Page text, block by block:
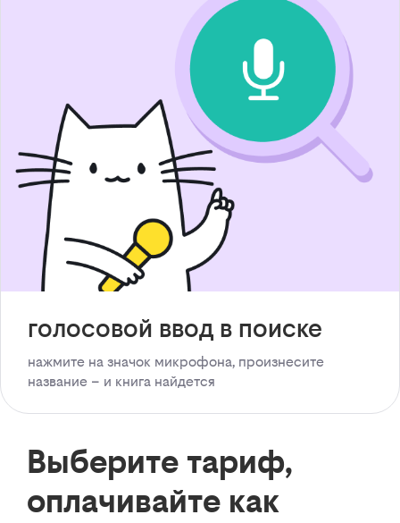
голосовой ввод в поиске
нажмите на значок микрофона, произнесите
название – и книга найдется
Выберите тариф,
оплачивайте как